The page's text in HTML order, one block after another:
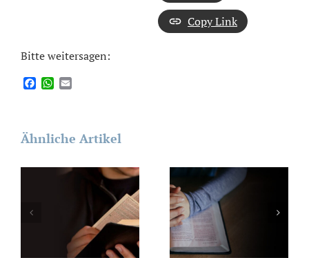
Copy Link
Bitte weitersagen:
FacebookWhatsApp
Ähnliche Artikel